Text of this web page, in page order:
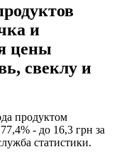
и
цены
свеклу и
продуктом
- до 16,3 грн за
статистики.